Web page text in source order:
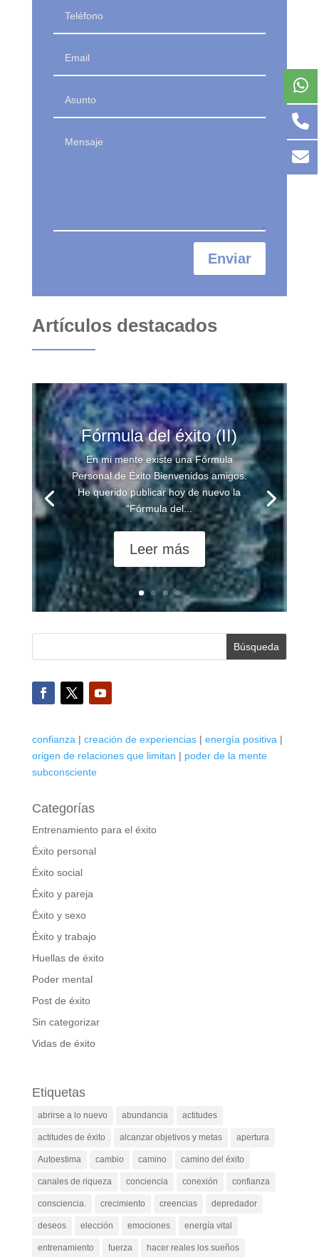
Enviar
Artículos destacados
Fórmula del éxito (II)
En mi mente existe una Fórmula
Personal de Éxito Bienvenidos amigos.
He querido publicar hoy de nuevo la
“Fórmula del...
Leer más
confianza | creación de experiencias| energía positiva |
origen de relaciones que limitan | poder de la mente
subconsciente
Categorías
Entrenamiento para el éxito
Éxito personal
Éxito social
Éxito y pareja
Éxito y sexo
Éxito y trabajo
Huellas de éxito
Poder mental
Post de éxito
Sin categorizar
Vidas de éxito
Etiquetas
abrirse a lo nuevo abundancia actitudes
actitudes de éxito alcanzar objetivos y metas apertura
Autoestima cambio camino camino del éxito
canales de riqueza conciencia conexión confianza
consciencia. crecimiento creencias depredador
deseos elección emociones energía vital
entrenamiento fuerza hacer reales los sueños